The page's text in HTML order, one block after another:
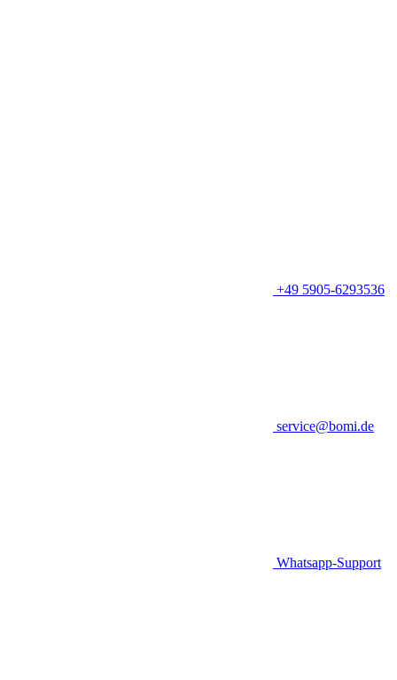
+49 5905-6293536
service@bomi.de
Whatsapp-Support